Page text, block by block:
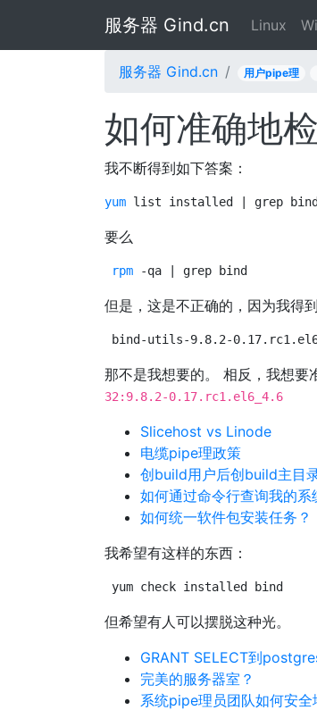
服务器 Gind.cn Linux
服务器 Gind.cn 用户pipe理
如何准确地
我不断得到如下答案：
yum list installed | grep bind
要么
rpm -qa | grep bind
但是，这是不正确的，因为我得
bind-utils-9.8.2-
那不是我想要的。 相反，我想要
32:9.8.2-0.17.rc1.el6_4.6
Slicehost vs Linode
电缆pipe理政策
创build用户后创build主目
如何通过命令行查询我的系
如何统一软件包安装任务？
我希望有这样的东西：
yum check installed bind
但希望有人可以摆脱这种光。
GRANT SELECT到
完美的服务器室？
系统pipe理员团队如何安全